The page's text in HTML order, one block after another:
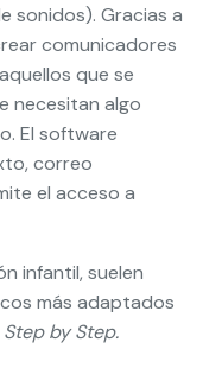
sonidos). Gracias a
comunicadores
que se
necesitan algo
El software
correo
el acceso a
infantil, suelen
más adaptados
Step by Step.